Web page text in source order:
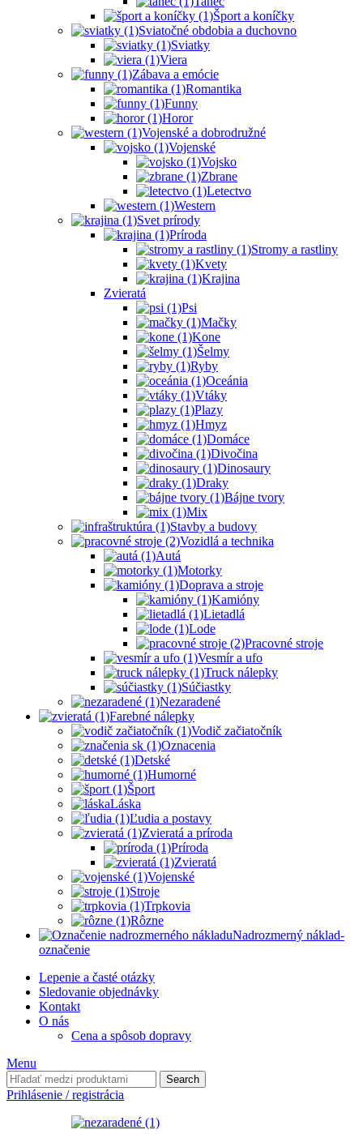
Šport a koníčky
Sviatočné obdobia a duchovno
Sviatky
Viera
Zábava a emócie
Romantika
Funny
Horor
Vojenské a dobrodružné
Vojenské
Vojsko
Zbrane
Letectvo
Western
Svet prírody
Príroda
Stromy a rastliny
Kvety
Krajina
Zvieratá
Psi
Mačky
Kone
Šelmy
Ryby
Oceánia
Vtáky
Plazy
Hmyz
Domáce
Divočina
Dinosaury
Draky
Bájne tvory
Mix
Stavby a budovy
Vozidlá a technika
Autá
Motorky
Doprava a stroje
Kamióny
Lietadlá
Lode
Pracovné stroje
Vesmír a ufo
Truck nálepky
Súčiastky
Nezaradené
Farebné nálepky
Vodič začiatočník
Oznacenia
Detské
Humorné
Šport
Láska
Ľudia a postavy
Zvieratá a príroda
Príroda
Zvieratá
Vojenské
Stroje
Trpkovia
Rôzne
Nadrozmerný náklad-
označenie
Lepenie a časté otázky
Sledovanie objednávky
Kontakt
O nás
Cena a spôsob dopravy
Menu
Search
Prihlásenie / registrácia